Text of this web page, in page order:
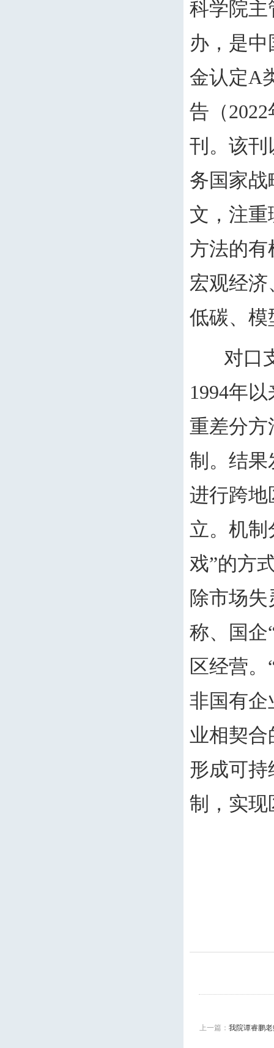
科学院主
办，是
金认定A
告（2022
刊。该刊
务国家战
文，注
方法的
宏观经
低碳、模
对口支
1994年以
重差分方
制。结果
进行跨地
立。机
戏”的方
除市场
称、国企
区经营
非国有企
业相契
形成可
制，实现
上一篇： 我院谭睿鹏